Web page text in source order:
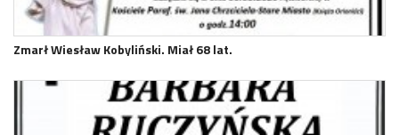
Zmarł Wiesław Kobyliński. Miał 68 lat.